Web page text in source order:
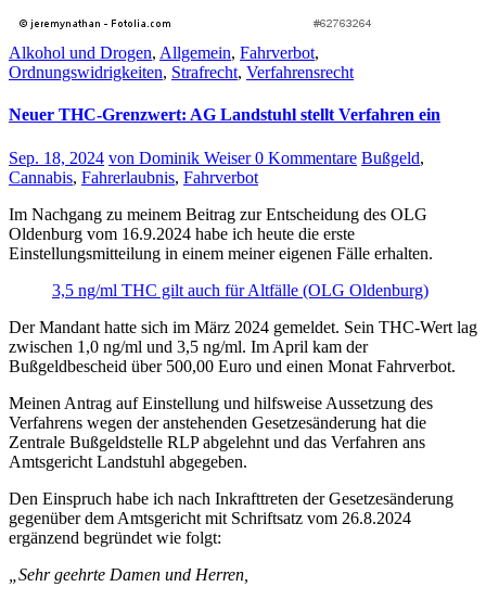
Alkohol und Drogen, Allgemein, Fahrverbot,
Ordnungswidrigkeiten, Strafrecht, Verfahrensrecht
Neuer THC-Grenzwert: AG Landstuhl stellt Verfahren ein
Sep. 18, 2024 von Dominik Weiser0 Kommentare Bußgeld,
Cannabis, Fahrerlaubnis, Fahrverbot
Im Nachgang zu meinem Beitrag zur Entscheidung des OLG
Oldenburg vom 16.9.2024 habe ich heute die erste
Einstellungsmitteilung in einem meiner eigenen Fälle erhalten.
3,5 ng/ml THC gilt auch für Altfälle (OLG Oldenburg)
Der Mandant hatte sich im März 2024 gemeldet. Sein THC-Wert lag
zwischen 1,0 ng/ml und 3,5 ng/ml. Im April kam der
Bußgeldbescheid über 500,00 Euro und einen Monat Fahrverbot.
Meinen Antrag auf Einstellung und hilfsweise Aussetzung des
Verfahrens wegen der anstehenden Gesetzesänderung hat die
Zentrale Bußgeldstelle RLP abgelehnt und das Verfahren ans
Amtsgericht Landstuhl abgegeben.
Den Einspruch habe ich nach Inkrafttreten der Gesetzesänderung
gegenüber dem Amtsgericht mit Schriftsatz vom 26.8.2024
ergänzend begründet wie folgt:
„Sehr geehrte Damen und Herren,